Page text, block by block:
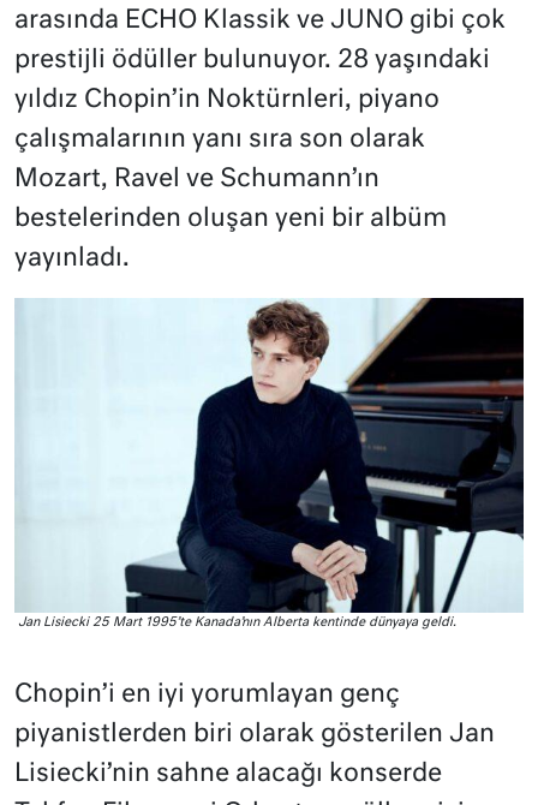
arasında ECHO Klassik ve JUNO gibi çok
prestijli ödüller bulunuyor. 28 yaşındaki
yıldız Chopin’in Noktürnleri, piyano
çalışmalarının yanı sıra son olarak
Mozart, Ravel ve Schumann’ın
bestelerinden oluşan yeni bir albüm
yayınladı.
Jan Lisiecki 25 Mart 1995’te Kanada’nın Alberta kentinde dünyaya geldi.
Chopin’i en iyi yorumlayan genç
piyanistlerden biri olarak gösterilen Jan
Lisiecki’nin sahne alacağı konserde